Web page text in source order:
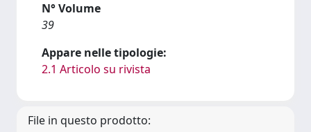
N° Volume
39
Appare nelle tipologie:
2.1 Articolo su rivista
File in questo prodotto: